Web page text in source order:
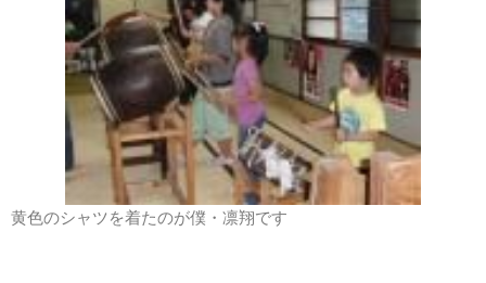
黄色のシャツを着たのが僕・凛翔です